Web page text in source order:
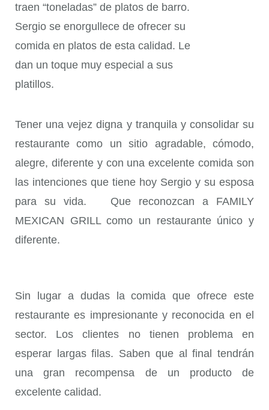
traen “toneladas” de platos de barro.
Sergio se enorgullece de ofrecer su
comida en platos de esta calidad. Le
dan un toque muy especial a sus
platillos.
Tener una vejez digna y tranquila y consolidar su
restaurante como un sitio agradable, cómodo,
alegre, diferente y con una excelente comida son
las intenciones que tiene hoy Sergio y su esposa
para su vida. Que reconozcan a FAMILY
MEXICAN GRILLcomo un restaurante único y
diferente.
Sin lugar a dudas la comida que ofrece este
restaurante es impresionante y reconocida en el
sector. Los clientes no tienen problema en
esperar largas filas. Saben que al final tendrán
una gran recompensa de un producto de
excelente calidad.